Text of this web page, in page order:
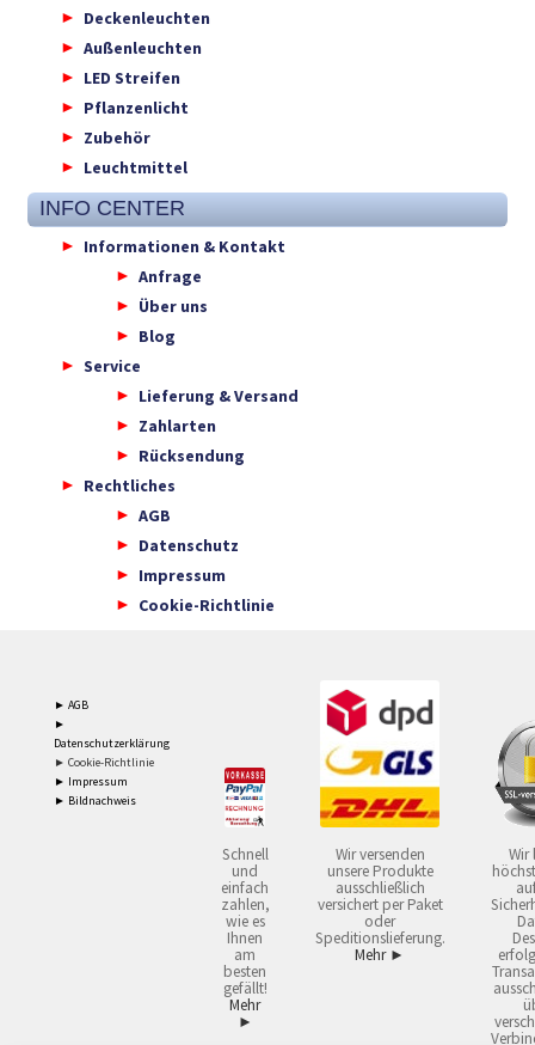
Deckenleuchten
Außenleuchten
LED Streifen
Pflanzenlicht
Zubehör
Leuchtmittel
INFO CENTER
Informationen & Kontakt
Anfrage
Über uns
Blog
Service
Lieferung & Versand
Zahlarten
Rücksendung
Rechtliches
AGB
Datenschutz
Impressum
Cookie-Richtlinie
► AGB
►
Datenschutzerklärung
► Cookie-Richtlinie
► Impressum
► Bildnachweis
Schnell
und
einfach
zahlen,
wie es
Ihnen
am
besten
gefällt!
Mehr
►
Wir versenden
unsere Produkte
ausschließlich
versichert per Paket
oder
Speditionslieferung.
Mehr ►
Wir